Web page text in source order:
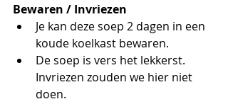
Bewaren / Invriezen
Je kan deze soep 2 dagen in een
koude koelkast bewaren.
De soep is vers het lekkerst.
Invriezen zouden we hier niet
doen.